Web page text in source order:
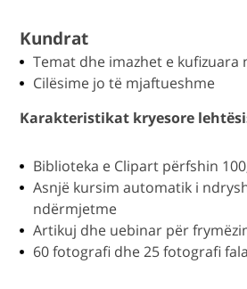
Kundrat
Temat dhe imazhet e kufizuara
Cilësime jo të mjaftueshme
Karakteristikat kryesore
Biblioteka e Clipart përfshin
Asnjë kursim automatik i
ndërmjetme
Artikuj dhe uebinar për
60 fotografi dhe 25 fotografi